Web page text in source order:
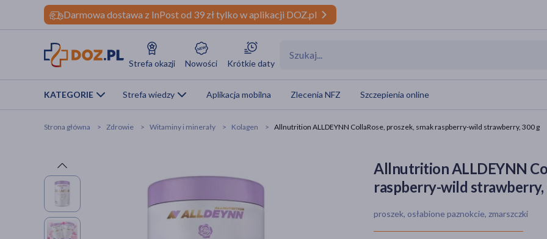
Darmowa dostawa z InPost od 39 zł tylko w aplikacji DOZ.pl
Strefa okazji Nowości Krótkie daty
KATEGORIE Strefa wiedzy Aplikacja mobilna Zlecenia NFZ Szczepienia online
Strona główna Zdrowie Witaminy i minerały Kolagen Allnutrition ALLDEYNN CollaRose, proszek, smak raspberry-wild strawberry, 300 g
Allnutrition ALLDEYNN
raspberry-wild strawberry,
proszek, osłabione paznokcie, zmarszczki